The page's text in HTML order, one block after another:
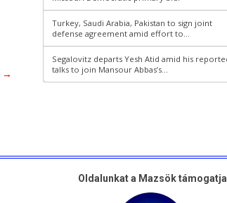
→
Oldalunkat a Mazsök támogatja